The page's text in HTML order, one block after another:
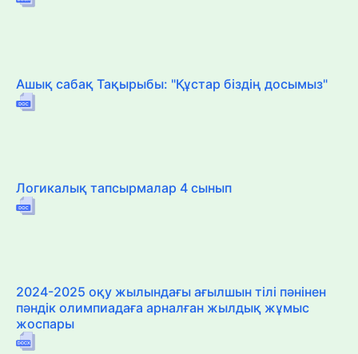
Ашық сабақ Тақырыбы: "Құстар біздің досымыз"
Логикалық тапсырмалар 4 сынып
2024-2025 оқу жылындағы ағылшын тілі пәнінен
пәндік олимпиадаға арналған жылдық жұмыс
жоспары